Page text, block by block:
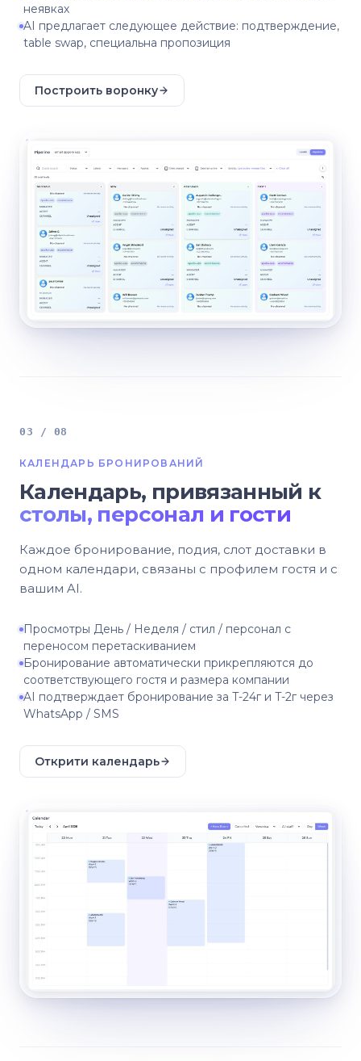
неявках
AI предлагает следующее действие: подтверждение,
table swap, специальна пропозиция
Построить воронку
03 / 08
КАЛЕНДАРЬ БРОНИРОВАНИЙ
Календарь, привязанный к
столы, персонал и гости
Каждое бронирование, подия, слот доставки в
одном календари, связаны с профилем гостя и с
вашим AI.
Просмотры День / Неделя / стил / персонал с
переносом перетаскиванием
Бронирование автоматически прикрепляются до
соответствующего гостя и размера компании
AI подтверждает бронирование за T-24г и T-2г через
WhatsApp / SMS
Открити календарь